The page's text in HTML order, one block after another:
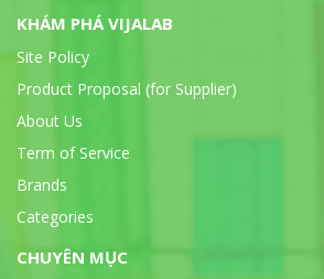
KHÁM PHÁ VIJALAB
Site Policy
Product Proposal (for Supplier)
About Us
Term of Service
Brands
Categories
CHUYÊN MỤC